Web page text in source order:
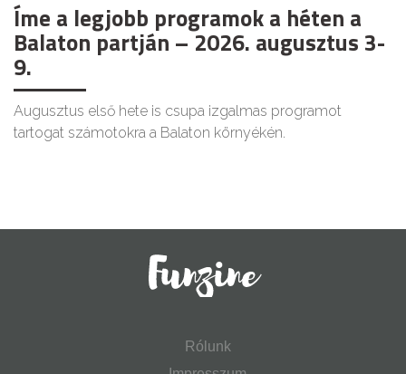
Íme a legjobb programok a héten a
Balaton partján – 2026. augusztus 3-
9.
Augusztus első hete is csupa izgalmas programot
tartogat számotokra a Balaton környékén.
Rólunk